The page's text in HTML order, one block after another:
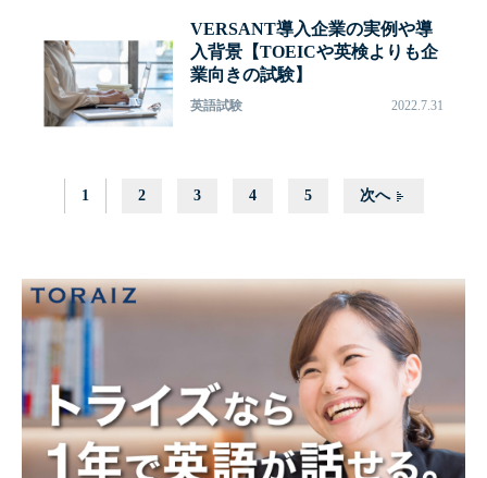
VERSANT導入企業の実例や導
入背景【TOEICや英検よりも企
業向きの試験】
英語試験 2022.7.31
1 2 3 4 5 次へ